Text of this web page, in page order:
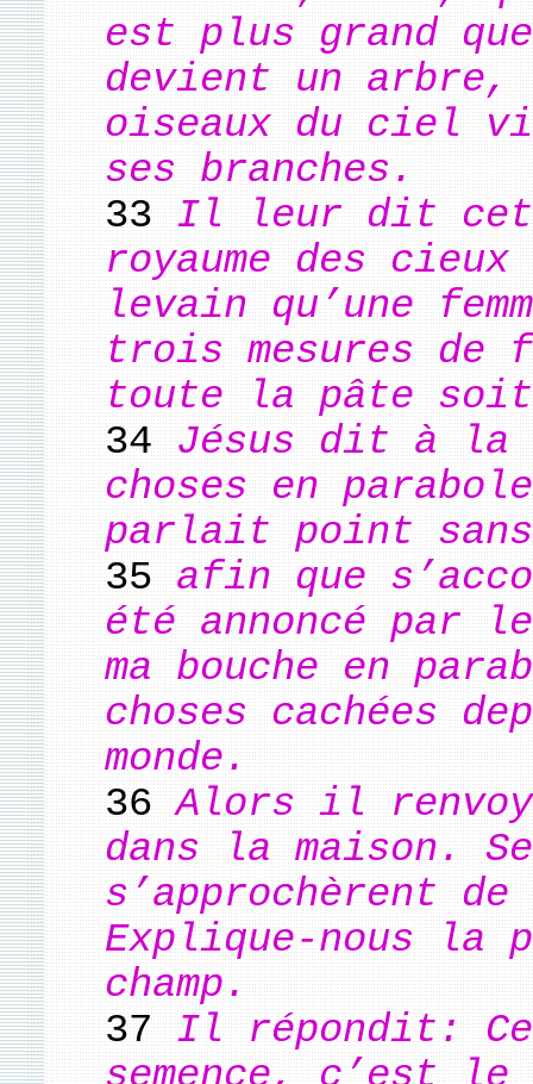
est plus grand
devient un arbre,
oiseaux du ciel
ses branches.
33Il leur dit
royaume des
levain qu’une
trois mesures de
toute la pâte
34Jésus dit à la
choses en
parlait point
35afin que
été annoncé par
ma bouche en
choses cachées
monde.
36Alors il
dans la maison.
s’approchèrent
Explique-nous la
champ.
37Il répondit: